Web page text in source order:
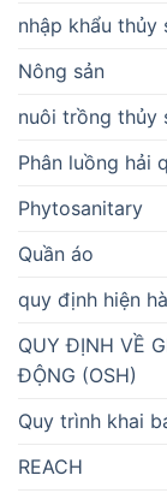
nhập khẩu thủy
Nông sản
nuôi trồng thủy
Phân luồng hải
Phytosanitary
Quần áo
quy định hiện
QUY ĐỊNH VỀ
ĐỘNG (OSH)
Quy trình khai
REACH